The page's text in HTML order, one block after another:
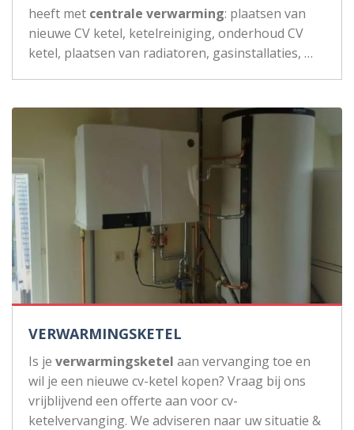
heeft met centrale verwarming: plaatsen van
nieuwe CV ketel, ketelreiniging, onderhoud CV
ketel, plaatsen van radiatoren, gasinstallaties, …
VERWARMINGSKETEL
Is je verwarmingsketel aan vervanging toe en
wil je een nieuwe cv-ketel kopen? Vraag bij ons
vrijblijvend een offerte aan voor cv-
ketelvervanging. We adviseren naar uw situatie &